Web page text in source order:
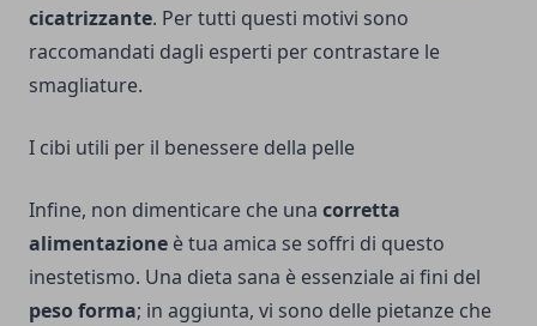
cicatrizzante. Per tutti questi motivi sono
raccomandati dagli esperti per contrastare le
smagliature.
I cibi utili per il benessere della pelle
Infine, non dimenticare che una corretta
alimentazione è tua amica se soffri di questo
inestetismo. Una dieta sana è essenziale ai fini del
peso forma; in aggiunta, vi sono delle pietanze che